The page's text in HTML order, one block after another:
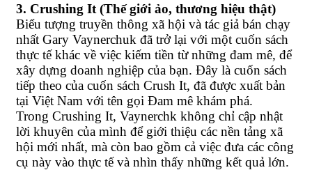
3. Crushing It (Thế giới ảo, thương hiệu thật)
Biểu tượng truyền thông xã hội và tác giả bán chạy
nhất Gary Vaynerchuk đã trở lại với một cuốn sách
thực tế khác về việc kiếm tiền từ những đam mê, để
xây dựng doanh nghiệp của bạn. Đây là cuốn sách
tiếp theo của cuốn sách Crush It, đã được xuất bản
tại Việt Nam với tên gọi Đam mê khám phá.
Trong Crushing It, Vaynerchk không chỉ cập nhật
lời khuyên của mình để giới thiệu các nền tảng xã
hội mới nhất, mà còn bao gồm cả việc đưa các công
cụ này vào thực tế và nhìn thấy những kết quả lớn.